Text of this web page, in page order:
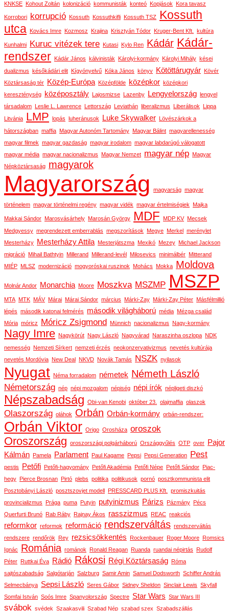
KNKSE Kohout Zoltán kolonizáció kommunisták konteó Kopjások Kora tavasz
Korrobori korrupció Kossuth Kossuthkifli Kossuth TSZ Kossuth
utca Kovács Imre Kozmosz Krajina Krisztyán Tódor Kruger-Bent Kft. kultúra
Kunhalmi Kuruc vitézek tere Kutasi Kylo Ren Kádár Kádár-
rendszer Kádár János kálvinisták Károlyi-kormány Károlyi Mihály kései
dualizmus későkádári elit Kígyónyelvű Kóka János könyv Kötöttárugyár Kövér
Köztársaság tér
Közép-Európa Középfölde középkor középkori
kereszténység
középosztály Lajosmizse Lazenby Lengyelország lengyel
társadalom Leslie L. Lawrence Lettország Leviathán liberalizmus Liberálisok Lippa
Litvánia LMP lopás luheránusok Luke Skywalker Lövészárkok a
hátországban maffia Magyar Autonóm Tartomány Magyar Bálint magyarellenesség
magyar filmek magyar gazdaság magyar irodalom magyar labdarúgó válogatott
magyar média magyar nacionalizmus Magyar Nemzet magyar nép Magyar
Népköztársaság magyarok
Magyarország magyarság magyar
történelem magyar történelmi regény magyar vidék magyar értelmiségiek Majka
Makkai Sándor Marosvásárhely Marosán György MDF MDP KV Mecsek
Medgyessy megrendezett emberrablás megszorítások Megye Merkel merénylet
Mesterházy
Mesterházy Attila Mesterjátszma Mexikó Mezey Michael Jackson
migráció Mihail Bathtyin Millerand Millerand-levél Milosevics minimálbér Mitterand
MIÉP MLSZ modernizáció mogyoróskai ruszinok Mohács Mokka Moldova
Molnár Andor Monarchia Moore Moszkva MSZMP MSZP
MTA MTK MÁV Márai Márai Sándor március Márki-Zay Márki-Zay Péter Másfélmillió
lépés második katonai felmérés második világháború média Mézga család
Mória móricz Móricz Zsigmond Münnich nacionalizmus Nagy-kormány
Nagy Imre Nagykörút Nagy László Nagyvárad Naraszinha oszlopa NDK
nemesség Nemzeti Sírkert nemzeti érzés neokonzervativizmus nevetés kultúrája
nevetés Mordóvia New Deal NKVD Novák Tamás NSZK nyilasok
Nyugat Néma forradalom németek Németh László
Németország nép népi mozgalom népiség népi írók népligeti diszkó
Népszabadság Obi-van Kenobi október 23. olajmaffia olaszok
Olaszország oláhok Orbán Orbán-kormány orbán-rendszer:
Orbán Viktor Origo Orosháza oroszok
Oroszország oroszországi polgárháború Országgyűlés OTP over
Pajor
Kálmán Pamela Parlament Paul Kagame Pepsi Pepsi Generation Pest
pestis Petőfi Petőfi-hagyomány Petőfi Akadémia Petőfi Népe Petőfi Sándor Piac-
hegy Pierce Brosnan Pirtó plebs politika politikusok pornó posztkommunista elit
Posztobányi László posztszovjet modell PRESSCARD PLUS Kft.
promiszkuitás
provincializmus Prága puma Putyin putyinizmus Párizs Pázmány Pécs
Querfurti Brunó Rab Ráby Rajnay Ákos rasszizmus REAC reakciós
reformkor reformok reformáció rendszerváltás rendszerváltás
rendszere rendőrök Rey rezsicsökkentés Rockenbauer Roger Moore Romsics
Ignác
Románia románok Ronald Reagan Ruanda ruandai népirtás Rudolf
Péter Ruttkai Éva Rádió Rákosi Régi Köztársaság Róma
sajtószabadság Salgótarján Salzburg Samir Amin Samuel Dodsworth Schiffer András
Selmecbánya Sepsi László Seres Gábor Sidney Sheldon Sinclair Lewis Skyfall
Somfai István Soós Imre Spanyolország Spectre Star Wars Star Wars III
svábok svédek Szaakasvili Szabad Nép szabad szex Szabadszállás